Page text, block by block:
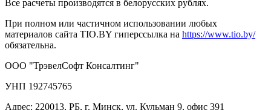
Все расчеты производятся в белорусских рублях.
При полном или частичном использовании любых
материалов сайта TIO.BY гиперссылка на https://www.tio.by/
обязательна.
ООО "ТрэвелСофт Консалтинг"
УНП 192745765
Адрес: 220013, РБ, г. Минск, ул. Кульман 9, офис 391